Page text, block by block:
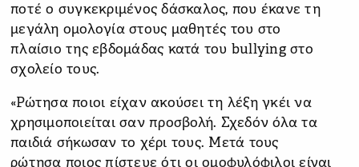
ποτέ ο συγκεκριμένος δάσκαλος, που έκανε τη
μεγάλη ομολογία στους μαθητές του στο
πλαίσιο της εβδομάδας κατά του bullying στο
σχολείο τους.
«Ρώτησα ποιοι είχαν ακούσει τη λέξη γκέι να
χρησιμοποιείται σαν προσβολή. Σχεδόν όλα τα
παιδιά σήκωσαν το χέρι τους. Μετά τους